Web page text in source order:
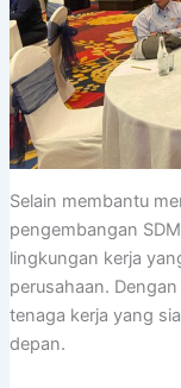
Selain membantu
pengembangan
lingkungan kerja
perusahaan.
tenaga kerja yang
depan.